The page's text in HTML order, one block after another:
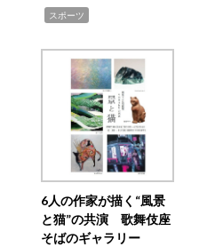
スポーツ
6人の作家が描く“風景
と猫”の共演 歌舞伎座
そばのギャラリー